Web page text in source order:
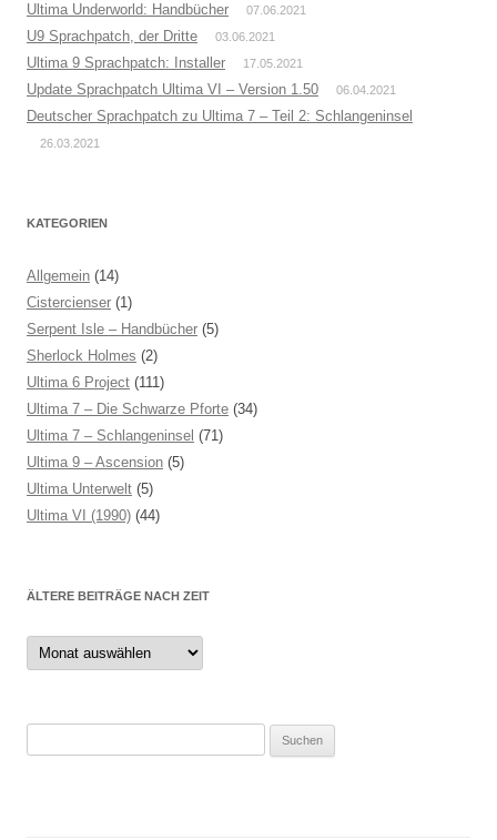
Ultima Underworld: Handbücher 07.06.2021
U9 Sprachpatch, der Dritte 03.06.2021
Ultima 9 Sprachpatch: Installer 17.05.2021
Update Sprachpatch Ultima VI – Version 1.50 06.04.2021
Deutscher Sprachpatch zu Ultima 7 – Teil 2: Schlangeninsel
26.03.2021
KATEGORIEN
Allgemein (14)
Cistercienser (1)
Serpent Isle – Handbücher (5)
Sherlock Holmes (2)
Ultima 6 Project (111)
Ultima 7 – Die Schwarze Pforte (34)
Ultima 7 – Schlangeninsel (71)
Ultima 9 – Ascension (5)
Ultima Unterwelt (5)
Ultima VI (1990) (44)
ÄLTERE BEITRÄGE NACH ZEIT
Ältere
Beiträge
nach